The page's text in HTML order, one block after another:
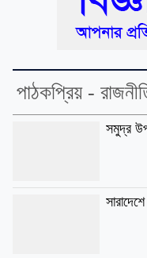
পাঠকপ্রিয় -
সমুদ্র